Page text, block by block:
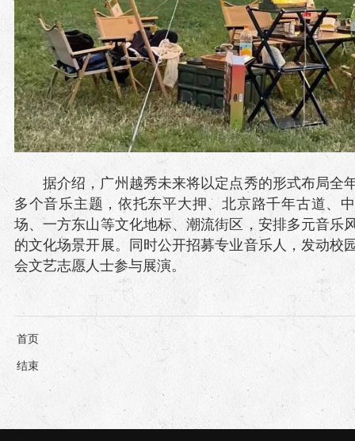
据介绍，广州越秀未来将以定点秀的形式布局全
多个音乐主题，依托东平大押、北京路千年古道、
场、一方东山等文化地标、潮流街区，安排多元音乐
的文化场景开展。同时公开招募专业音乐人，发动校
会文艺志愿人士参与展演。
首页
结束